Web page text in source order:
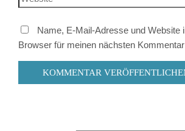
Name, E-Mail-Adresse und Website
Browser für meinen nächsten